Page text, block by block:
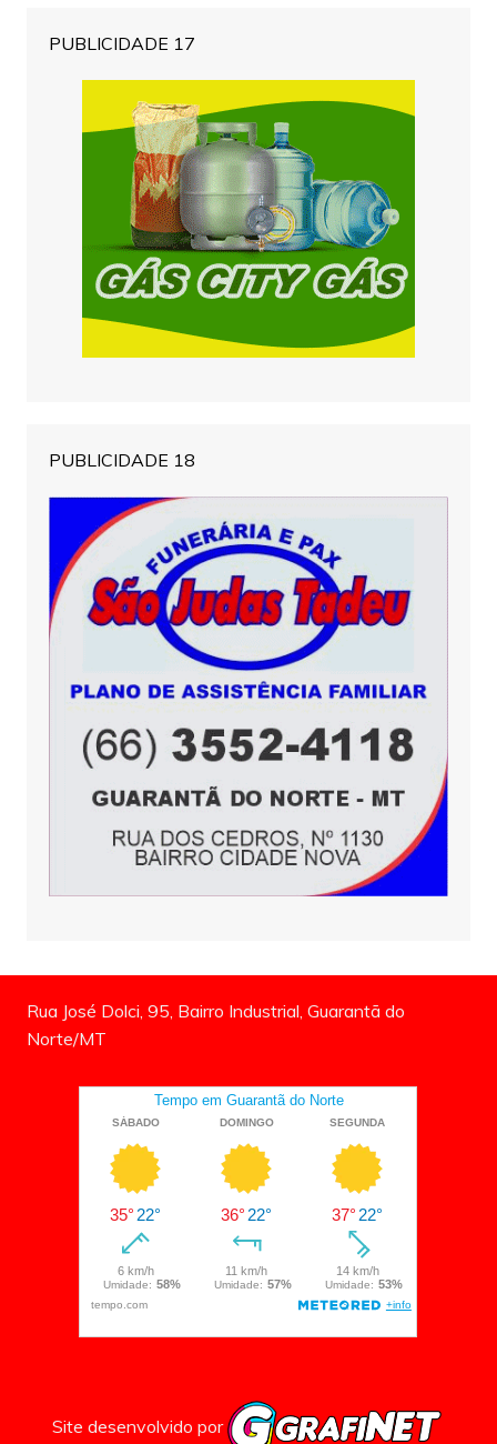
PUBLICIDADE 17
PUBLICIDADE 18
Rua José Dolci, 95, Bairro Industrial, Guarantã do
Norte/MT
Site desenvolvido por